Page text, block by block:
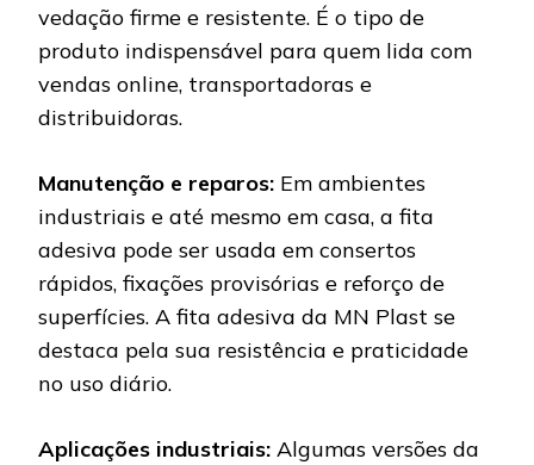
vedação firme e resistente. É o tipo de
produto indispensável para quem lida com
vendas online, transportadoras e
distribuidoras.
Manutenção e reparos: Em ambientes
industriais e até mesmo em casa, a fita
adesiva pode ser usada em consertos
rápidos, fixações provisórias e reforço de
superfícies. A fita adesiva da MN Plast se
destaca pela sua resistência e praticidade
no uso diário.
Aplicações industriais: Algumas versões da